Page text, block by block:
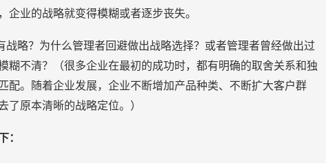
业的战略就变得模糊或者逐步丧失。
略？为什么管理者回避做出战略选择？或者管理者曾经做出过
糊不清？（很多企业在最初的成功时，都有明确的取舍关系和独
配。随着企业发展，企业不断增加产品种类、不断扩大客户群
了原本清晰的战略定位。）
：